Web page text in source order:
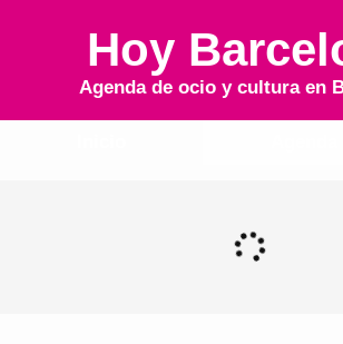
Hoy
Agenda de ocio y cultura en